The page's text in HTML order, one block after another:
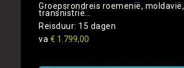
Groepsrondreis roemenië, moldavië,
transnistrië...
Reisduur: 15 dagen
va € 1.799,00